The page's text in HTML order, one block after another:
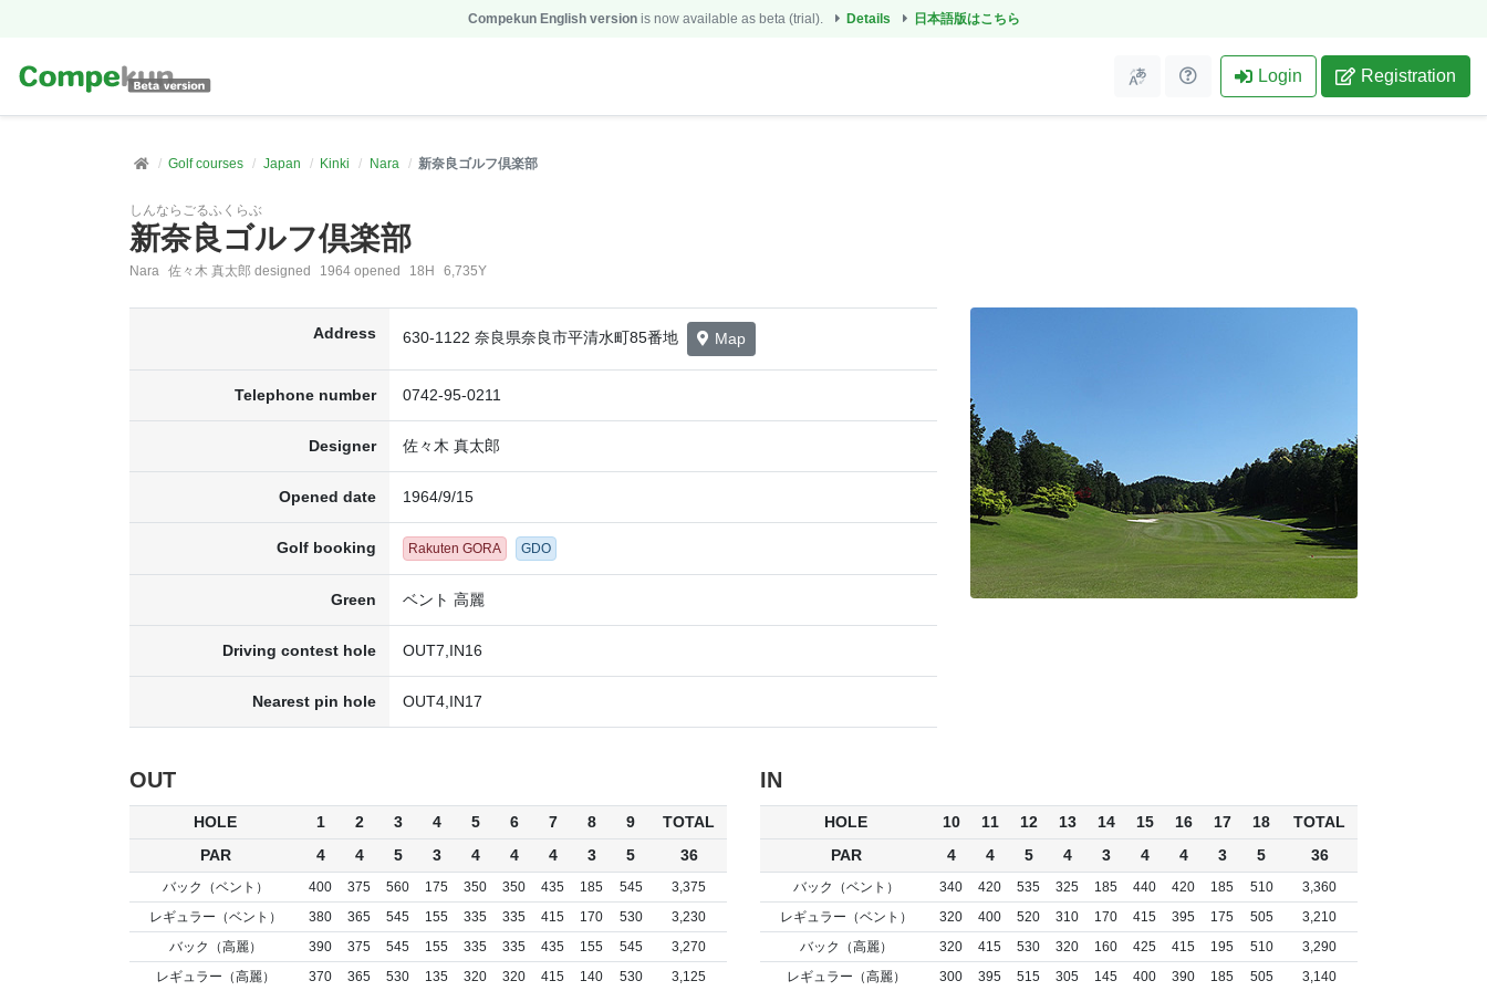
Compekun English versionis now available as beta (trial). Details 日本語版はこちら
Login Registration
Golf courses Japan Kinki Nara 新奈良ゴルフ倶楽部
しんならごるふくらぶ
新奈良ゴルフ倶楽部
Nara 佐々木 真太郎 designed 1964 opened 18H 6,735Y
Address 630-1122 奈良県奈良市平清水町85番地 Map
Telephone number 0742-95-0211
Designer 佐々木 真太郎
Opened date 1964/9/15
Golf booking Rakuten GORA GDO
Green ベント 高麗
Driving contest hole OUT7,IN16
Nearest pin hole OUT4,IN17
OUT
HOLE 1 2 3 4 5 6 7 8 9
TOTAL
PAR
4 4 5 3 4 4 4 3 5 36
バック（ベント） 400 375 560 175 350 350 435 185 545
3,375
レギュラー（ベント）
380 365 545 155 335 335 415 170 530
3,230
バック（高麗）
390 375 545 155 335 335 435 155 545
3,270
レギュラー（高麗）
370 365 530 135 320 320 415 140 530 3,125
IN
HOLE 10 11 12 13 14 15 16 17 18
TOTAL
PAR
4 4 5 4 3 4 4 3 5 36
バック（ベント） 340 420 535 325 185 440 420 185 510
3,360
レギュラー（ベント）
320 400 520 310 170 415 395 175 505
3,210
バック（高麗）
320 415 530 320 160 425 415 195 510
3,290
レギュラー（高麗）
300 395 515 305 145 400 390 185 505 3,140